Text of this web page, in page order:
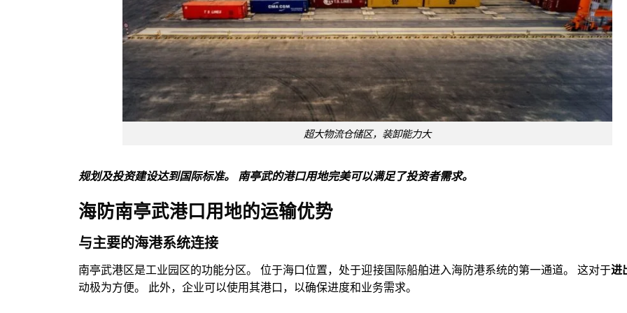
超大物流仓储区，装卸能力大
规划及投资建设达到国际标准。 南亭武的港口用地完美可以满足了投资者需求。
海防南亭武港口用地的运输优势
与主要的海港系统连接
南亭武港区是工业园区的功能分区。 位于海口位置，处于迎接国际船舶进入海防港系统的第一通道。 这对于进
动极为方便。 此外，企业可以使用其港口，以确保进度和业务需求。